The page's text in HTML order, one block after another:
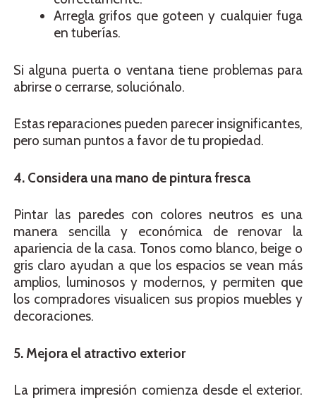
Arregla grifos que goteen y cualquier fuga
en tuberías.
Si alguna puerta o ventana tiene problemas para
abrirse o cerrarse, soluciónalo.
Estas reparaciones pueden parecer insignificantes,
pero suman puntos a favor de tu propiedad.
4. Considera una mano de pintura fresca
Pintar las paredes con colores neutros es una
manera sencilla y económica de renovar la
apariencia de la casa. Tonos como blanco, beige o
gris claro ayudan a que los espacios se vean más
amplios, luminosos y modernos, y permiten que
los compradores visualicen sus propios muebles y
decoraciones.
5. Mejora el atractivo exterior
La primera impresión comienza desde el exterior.